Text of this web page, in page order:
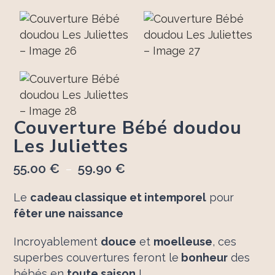
Couverture Bébé doudou
Les Juliettes
55.00 € – 59.90 €
prix :
59.90 €
Le cadeau classique et intemporel pour
fêter une naissance
Incroyablement douce et moelleuse, ces
superbes couvertures feront le bonheur des